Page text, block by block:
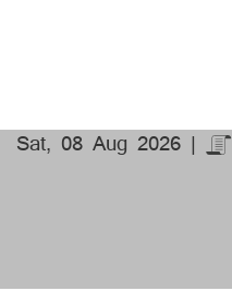
Sat, 08 Aug 2026 |